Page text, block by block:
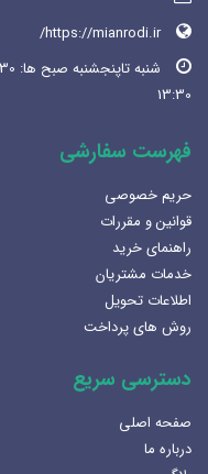
https://mianrodi.ir/
13:30
فهرست سفارشی
حریم خصوصی
قوانین و مقررات
راهنمای خرید
خدمات مشتریان
اطلاعات تحویل
روش های پرداخت
دسترسی سریع
صفحه اصلی
درباره ما